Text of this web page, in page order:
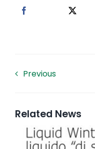
Previous
Related News